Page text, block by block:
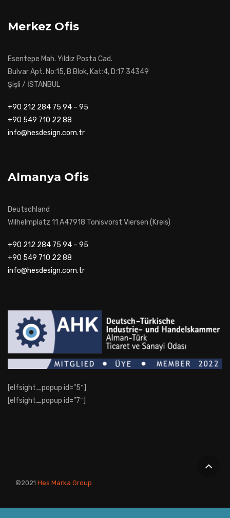
Merkez Ofis
Esentepe Mah. Yıldız Posta Cad.
Bulvar Apt. No:15, B Blok, Kat:4, D:17 34349
Şişli / İSTANBUL
+90 212 284 75 94 – 95
+90 549 710 22 88
info@hesdesign.com.tr
Almanya Ofis
Deutschland
Wilhelmplatz 11 A47918 Tonisvorst Viersen (Kreis)
+90 212 284 75 94 – 95
+90 549 710 22 88
info@hesdesign.com.tr
[elfsight_popup id=”5″]
[elfsight_popup id=”7″]
©2021 Hes Marka Group